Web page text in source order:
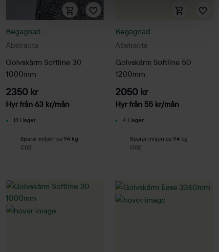
Abstracta
Begagnad
Golvskärm Softline 30
1000mm
2350 kr
Hyr från 63 kr/mån
13 i lager
Sparar miljön ca 94 kg
C02
Abstracta
Begagnad
Golvskärm Softline 50
1200mm
2050 kr
Hyr från 55 kr/mån
4 i lager
Sparar miljön ca 94 kg
C02